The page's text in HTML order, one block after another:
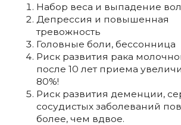
Набор веса и выпадение
Депрессия и повышенная
тревожность
Головные боли, бессонница
Риск развития рака
после 10 лет приема
80%!
Риск развития деменции,
сосудистых заболеваний
более, чем вдвое.